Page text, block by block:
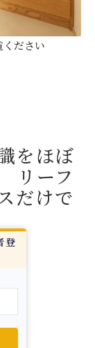
ださい
をほぼ
リーフ
だけで
登